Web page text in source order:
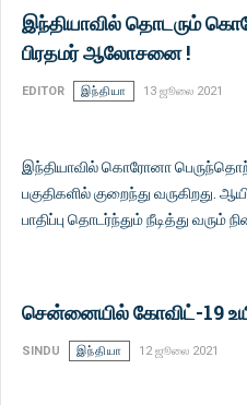
இந்தியாவில் தொடரும்
பிரதமர் ஆலோசனை !
EDITOR இந்தியா 13 ஜூலை 2021
இந்தியாவில் கொரோனா
பகுதிகளில் குறைந்து வருகிறது.
பாதிப்பு தொடர்ந்தும் நீடித்து வரும்
சென்னையில் கோவிட்-19
SINDU இந்தியா 12 ஜூலை 2021